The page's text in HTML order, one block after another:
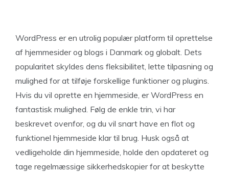
WordPress er en utrolig populær platform til oprettelse
af hjemmesider og blogs i Danmark og globalt. Dets
popularitet skyldes dens fleksibilitet, lette tilpasning og
mulighed for at tilføje forskellige funktioner og plugins.
Hvis du vil oprette en hjemmeside, er WordPress en
fantastisk mulighed. Følg de enkle trin, vi har
beskrevet ovenfor, og du vil snart have en flot og
funktionel hjemmeside klar til brug. Husk også at
vedligeholde din hjemmeside, holde den opdateret og
tage regelmæssige sikkerhedskopier for at beskytte